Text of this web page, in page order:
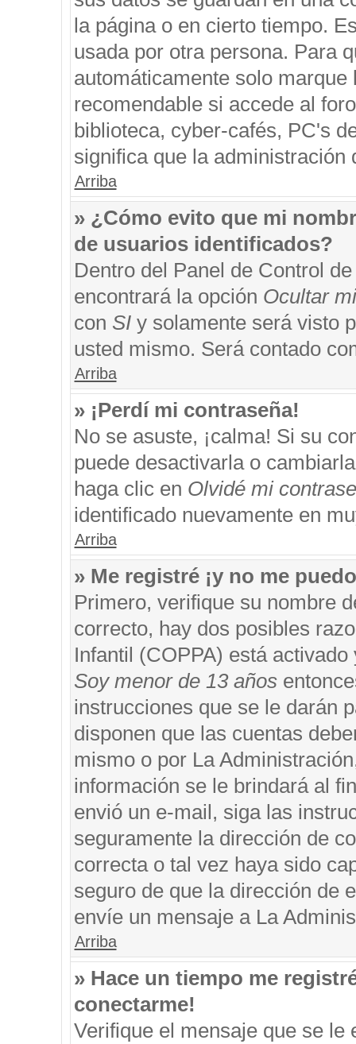
la página o en cierto tiempo.
usada por otra persona. Para
automáticamente solo
recomendable si accede al
biblioteca, cyber-cafés, PC's
significa que la administración
Arriba
» ¿Cómo evito que mi
de usuarios identificados?
Dentro del Panel de Control
encontrará la opción Ocultar
con SIy solamente será visto
usted mismo. Será contado
Arriba
» ¡Perdí mi contraseña!
No se asuste, ¡calma! Si su
puede desactivarla o
haga clic en Olvidé mi
identificado nuevamente en
Arriba
» Me registré ¡y no me
Primero, verifique su nombre
correcto, hay dos posibles
Infantil (COPPA) está
Soy menor de 13 años
instrucciones que se le darán
disponen que las cuentas
mismo o por La
información se le brindará al
envió un e-mail, siga las
seguramente la dirección de
correcta o tal vez haya sido
seguro de que la dirección de
envíe un mensaje a La
Arriba
» Hace un tiempo me
conectarme!
Verifique el mensaje que se